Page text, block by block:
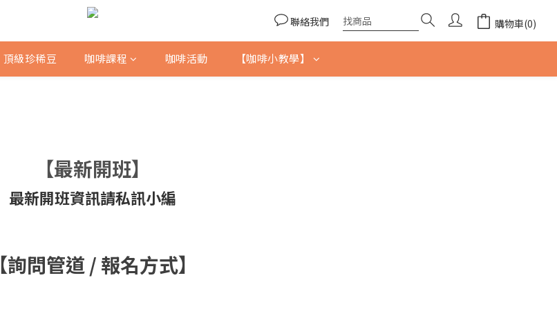
聯絡我們 購物車(0)
頂級珍稀豆 咖啡課程 咖啡活動 【咖啡小教學】
【最新開班】
最新開班資訊請私訊小編
【詢問管道 / 報名方式】